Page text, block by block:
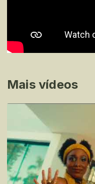
Mais vídeos